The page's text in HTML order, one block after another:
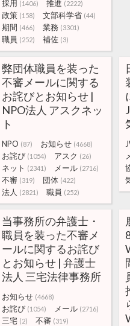
採用 (1406) 推進 (2222)
政策 (158) 文部科学省 (44)
期間 (466) 業務 (3301)
職員 (252) 補佐 (3)
弊団体職員を装った
不審メールに関する
お詫びとお知らせ |
NPO法人 アスクネッ
ト
NPO (87) お知らせ (4668)
お詫び (1054) アスク (26)
ネット (2341) メール (2716)
不審 (319) 団体 (422)
法人 (2821) 職員 (252)
当事務所の弁護士・
職員を装った不審メ
ールに関するお詫び
とお知らせ | 弁護士
法人 三宅法律事務所
お知らせ (4668)
お詫び (1054) メール (2716)
三宅 (2) 不審 (319)